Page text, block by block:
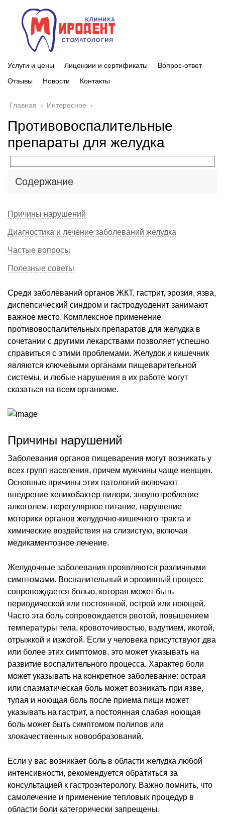
Услуги и цены Лицензии и сертификаты
Вопрос-ответ
Отзывы
Новости Контакты
Главная › Интересное ›
Противовоспалительные
препараты для желудка
Содержание
Причины нарушений
Диагностика и лечение заболеваний желудка
Частые вопросы
Полезные советы
Среди заболеваний органов ЖКТ, гастрит, эрозия, язва,
диспепсический синдром и гастродуоденит занимают
важное место. Комплексное применение
противовоспалительных препаратов для желудка в
сочетании с другими лекарствами позволяет успешно
справиться с этими проблемами. Желудок и кишечник
являются ключевыми органами пищеварительной
системы, и любые нарушения в их работе могут
сказаться на всем организме.
Причины нарушений
Заболевания органов пищеварения могут возникать у
всех групп населения, причем мужчины чаще женщин.
Основные причины этих патологий включают
внедрение хеликобактер пилори, злоупотребление
алкоголем, нерегулярное питание, нарушение
моторики органов желудочно-кишечного тракта и
химические воздействия на слизистую, включая
медикаментозное лечение.
Желудочные заболевания проявляются различными
симптомами. Воспалительный и эрозивный процесс
сопровождается болью, которая может быть
периодической или постоянной, острой или ноющей.
Часто эта боль сопровождается рвотой, повышением
температуры тела, кровоточивостью, вздутием, икотой,
отрыжкой и изжогой. Если у человека присутствуют два
или более этих симптомов, это может указывать на
развитие воспалительного процесса. Характер боли
может указывать на конкретное заболевание: острая
или спазматическая боль может возникать при язве,
тупая и ноющая боль после приема пищи может
указывать на гастрит, а постоянная слабая ноющая
боль может быть симптомом полипов или
злокачественных новообразований.
Если у вас возникает боль в области желудка любой
интенсивности, рекомендуется обратиться за
консультацией к гастроэнтерологу. Важно помнить, что
самолечение и применение тепловых процедур в
области боли категорически запрещены.